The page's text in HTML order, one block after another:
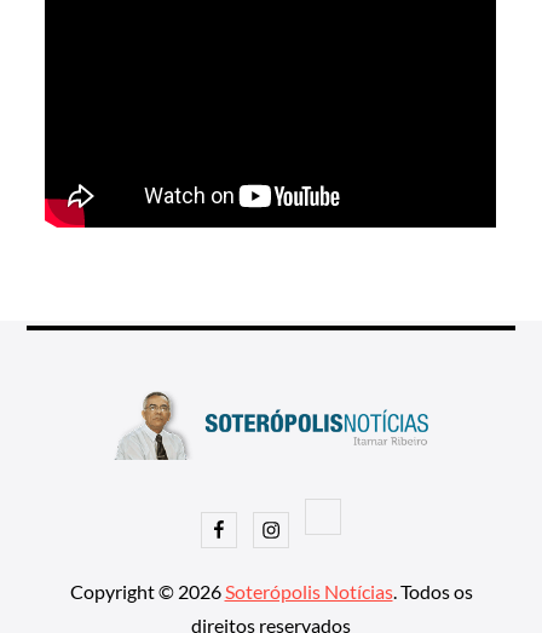
FacebookInstagram
Copyright © 2026 Soterópolis Notícias. Todos os
direitos reservados